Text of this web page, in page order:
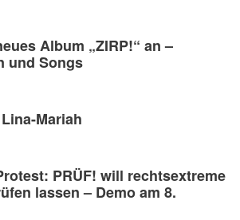
Album „ZIRP!“ an –
und Songs
Mariah
PRÜF! will rechtsextreme
lassen – Demo am 8.